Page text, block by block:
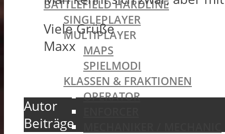
BATTLEFIELD HARDLINE
SINGLEPLAYER
MULTIPLAYER
MAPS
SPIELMODI
KLASSEN & FRAKTIONEN
OPERATOR
Viele Grüße
Maxx
Autor
Beiträge